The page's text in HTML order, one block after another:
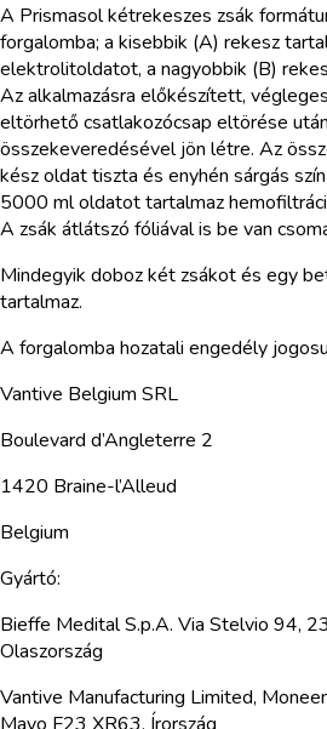
A Prismasol kétrekeszes zsák
forgalomba; a kisebbik (A) rekesz
elektrolitoldatot, a nagyobbik (B)
Az alkalmazásra előkészített,
eltörhető csatlakozócsap eltörése
összekeveredésével jön létre. Az
kész oldat tiszta és enyhén sárgás
5000 ml oldatot tartalmaz
A zsák átlátszó fóliával is be van
Mindegyik doboz két zsákot és egy
tartalmaz.
A forgalomba hozatali engedély
Vantive Belgium SRL
Boulevard d’Angleterre 2
1420 Braine-l’Alleud
Belgium
Gyártó:
Bieffe Medital S.p.A. Via Stelvio 94,
Olaszország
Vantive Manufacturing Limited,
Mayo F23 XR63, Írország